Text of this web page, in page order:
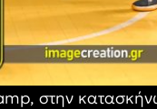
στην